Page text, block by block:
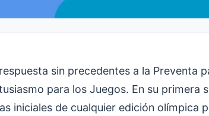
sin precedentes a la Preventa
para los Juegos. En su primera
iniciales de cualquier edición olímpica